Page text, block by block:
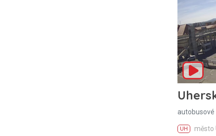
autobusové
UH město